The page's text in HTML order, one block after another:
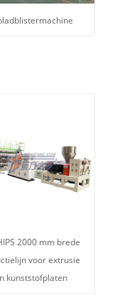
2000 mm brede
voor extrusie
kunststofplaten